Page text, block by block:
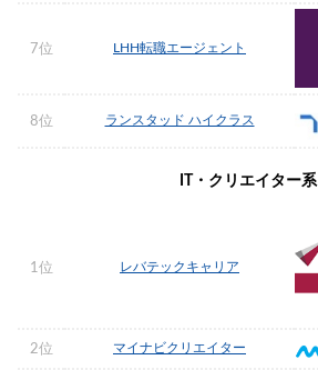
7位 LHH転職エージェント
8位 ランスタッド ハイクラス
IT・クリエイター系
1位 レバテックキャリア
2位 マイナビクリエイター